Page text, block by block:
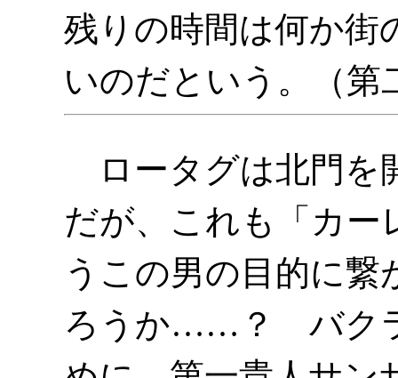
残りの時間は何か街
いのだという。（第
ロータグは北門を
だが、これも「カー
うこの男の目的に
ろうか……？ バク